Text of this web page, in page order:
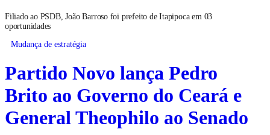
Filiado ao PSDB, João Barroso foi prefeito de Itapipoca em 03
oportunidades
Mudança de estratégia
Partido Novo lança Pedro
Brito ao Governo do Ceará e
General Theophilo ao Senado